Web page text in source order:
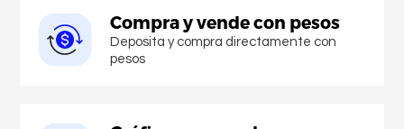
Compra y vende con pesos
Deposita y compra directamente con
pesos